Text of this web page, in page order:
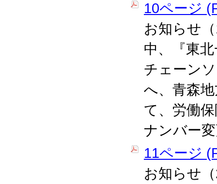
10ページ
お知らせ
中、『東
チェーン
へ、青森
て、労働
ナンバー
11ページ
お知らせ